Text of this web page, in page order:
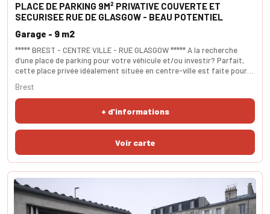
PLACE DE PARKING 9M² PRIVATIVE COUVERTE ET
SECURISEE RUE DE GLASGOW - BEAU POTENTIEL
***** BREST - CENTRE VILLE - RUE GLASGOW ***** A la recherche
d’une place de parking pour votre véhicule et/ou investir? Parfait,
cette place privée idéalement située en centre-ville est faite pour
actuellement libre d’occupation. SURFACE 9m². Possibilité d'avoir
une 2ème place privée.
Garage - 9 m2
+ d'informations
Brest